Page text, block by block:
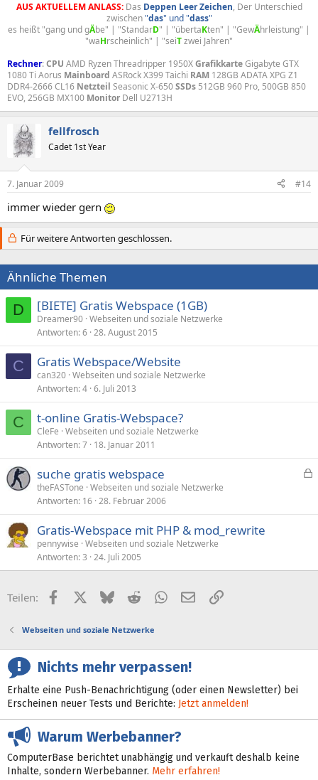
AUS AKTUELLEM ANLASS:Das Deppen LeerZeichen, Der Unterschied
zwischen"das" und "dass"
es heißt "gang und gÄbe" | "StandarD" | "übertaKten" | "GewÄhrleistung" |
"waHrscheinlich" | "seiTzwei Jahren"​
Rechner:CPU AMD Ryzen Threadripper 1950XGrafikkarteGigabyte GTX
1080 Ti Aorus Mainboard ASRock X399 Taichi RAM 128GB ADATA XPG Z1
DDR4-2666 CL16 Netzteil Seasonic X-650SSDs 512GB 960 Pro, 500GB 850
EVO, 256GB MX100 Monitor Dell U2713H
fellfrosch
Cadet 1st Year
7. Januar 2009 #14
immer wieder gern
Für weitere Antworten geschlossen.
Ähnliche Themen
D [BIETE] Gratis Webspace (1GB)
Dreamer90 Webseiten und soziale Netzwerke
Antworten 6 28. August 2015
C Gratis Webspace/Website
can320 Webseiten und soziale Netzwerke
Antworten 4 6. Juli 2013
C t-online Gratis-Webspace?
CleFe Webseiten und soziale Netzwerke
Antworten 7 18. Januar 2011
p
suche gratis webspace
theFASTone Webseiten und soziale Netzwerke
Antworten 16 28. Februar 2006
Gratis-Webspace mit PHP & mod_rewrite
pennywise Webseiten und soziale Netzwerke
Antworten 3 24. Juli 2005
Teilen: FacebookX (Twitter)
BlueskyRedditWhatsApp
E-MailLink
Webseiten und soziale Netzwerke
Nichts mehr verpassen!
Erhalte eine Push-Benachrichtigung (oder einen Newsletter) bei
Erscheinen neuer Tests und Berichte: Jetzt anmelden!
Warum Werbebanner?
ComputerBase berichtet unabhängig und verkauft deshalb keine
Inhalte, sondern Werbebanner. Mehr erfahren!